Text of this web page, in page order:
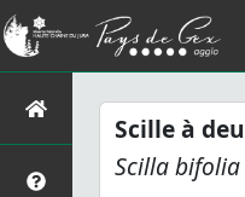
Scille à
Scilla bifolia